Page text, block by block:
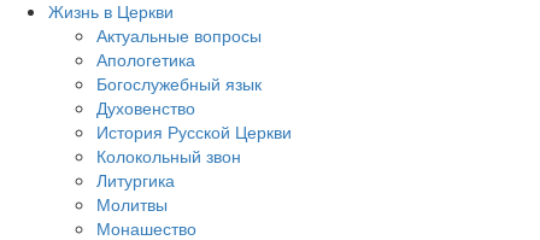
Жизнь в Церкви
Актуальные вопросы
Апологетика
Богослужебный язык
Духовенство
История Русской Церкви
Колокольный звон
Литургика
Молитвы
Монашество